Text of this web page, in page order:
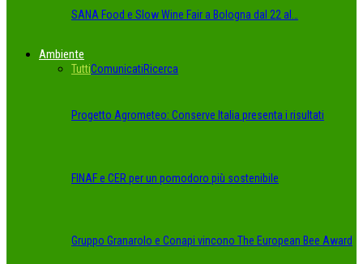
SANA Food e Slow Wine Fair a Bologna dal 22 al…
Ambiente
TuttiComunicatiRicerca
Progetto Agrometeo: Conserve Italia presenta i risultati
FINAF e CER per un pomodoro più sostenibile
Gruppo Granarolo e Conapi vincono The European Bee Award